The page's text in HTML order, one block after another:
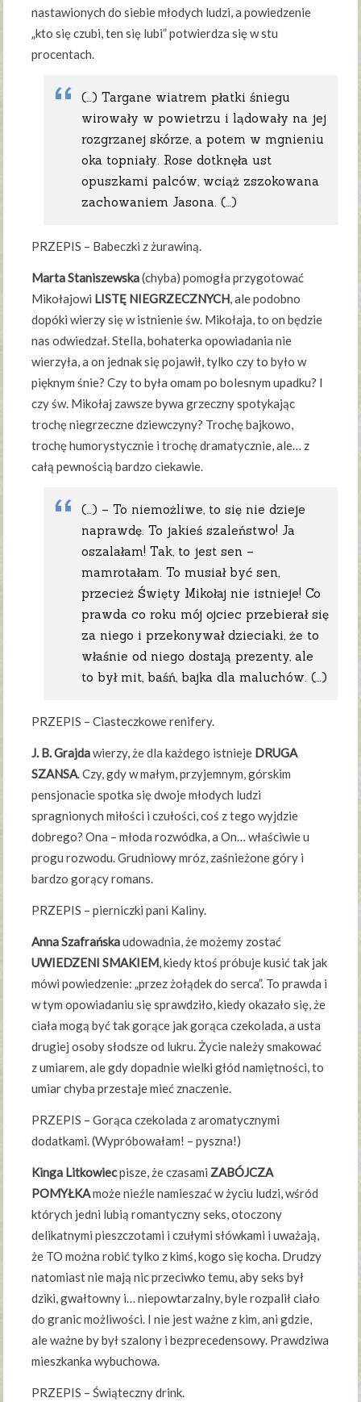
nastawionych do siebie młodych ludzi, a powiedzenie
„kto się czubi, ten się lubi” potwierdza się w stu
procentach.
(…) Targane wiatrem płatki śniegu
wirowały w powietrzu i lądowały na jej
rozgrzanej skórze, a potem w mgnieniu
oka topniały. Rose dotknęła ust
opuszkami palców, wciąż zszokowana
zachowaniem Jasona. (…)
PRZEPIS – Babeczki z żurawiną.
Marta Staniszewska(chyba) pomogła przygotować
Mikołajowi LISTĘ NIEGRZECZNYCH, ale podobno
dopóki wierzy się w istnienie św. Mikołaja, to on będzie
nas odwiedzał. Stella, bohaterka opowiadania nie
wierzyła, a on jednak się pojawił, tylko czy to było w
pięknym śnie? Czy to była omam po bolesnym upadku? I
czy św. Mikołaj zawsze bywa grzeczny spotykając
trochę niegrzeczne dziewczyny? Trochę bajkowo,
trochę humorystycznie i trochę dramatycznie, ale… z
całą pewnością bardzo ciekawie.
(…) – To niemożliwe, to się nie dzieje
naprawdę. To jakieś szaleństwo! Ja
oszalałam! Tak, to jest sen –
mamrotałam. To musiał być sen,
przecież Święty Mikołaj nie istnieje! Co
prawda co roku mój ojciec przebierał się
za niego i przekonywał dzieciaki, że to
właśnie od niego dostają prezenty, ale
to był mit, baśń, bajka dla maluchów. (…)
PRZEPIS – Ciasteczkowe renifery.
J. B. Grajdawierzy, że dla każdego istnieje DRUGA
SZANSA. Czy, gdy w małym, przyjemnym, górskim
pensjonacie spotka się dwoje młodych ludzi
spragnionych miłości i czułości, coś z tego wyjdzie
dobrego? Ona – młoda rozwódka, a On… właściwie u
progu rozwodu. Grudniowy mróz, zaśnieżone góry i
bardzo gorący romans.
PRZEPIS – pierniczki pani Kaliny.
Anna Szafrańskaudowadnia, że możemy zostać
UWIEDZENI SMAKIEM, kiedy ktoś próbuje kusić tak jak
mówi powiedzenie: „przez żołądek do serca”. To prawda i
w tym opowiadaniu się sprawdziło, kiedy okazało się, że
ciała mogą być tak gorące jak gorąca czekolada, a usta
drugiej osoby słodsze od lukru. Życie należy smakować
z umiarem, ale gdy dopadnie wielki głód namiętności, to
umiar chyba przestaje mieć znaczenie.
PRZEPIS – Gorąca czekolada z aromatycznymi
dodatkami. (Wypróbowałam! – pyszna!)
Kinga Litkowiecpisze, że czasami ZABÓJCZA
POMYŁKAmoże nieźle namieszać w życiu ludzi, wśród
których jedni lubią romantyczny seks, otoczony
delikatnymi pieszczotami i czułymi słówkami i uważają,
że TO można robić tylko z kimś, kogo się kocha. Drudzy
natomiast nie mają nic przeciwko temu, aby seks był
dziki, gwałtowny i… niepowtarzalny, byle rozpalił ciało
do granic możliwości. I nie jest ważne z kim, ani gdzie,
ale ważne by był szalony i bezprecedensowy. Prawdziwa
mieszkanka wybuchowa.
PRZEPIS – Świąteczny drink.